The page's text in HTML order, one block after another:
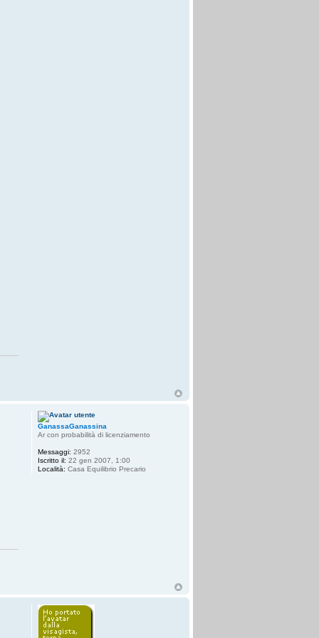
GanassaGanassina
Ar con probabilità di licenziamento
Messaggi: 2952
Iscritto il: 22 gen 2007, 1:00
Località: Casa Equilibrio Precario